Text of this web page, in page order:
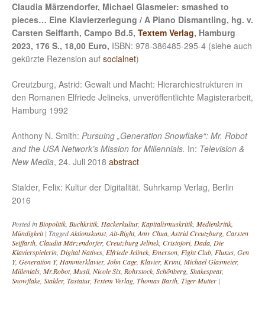
Claudia Märzendorfer, Michael Glasmeier: smashed to
pieces… Eine Klavierzerlegung / A Piano Dismantling, hg. v.
Carsten Seiffarth, Campo Bd.5, Textem Verlag, Hamburg
2023, 176 S., 18,00 Euro, ISBN: 978-386485-295-4 (siehe auch
gekürzte Rezension auf socialnet)
Creutzburg, Astrid: Gewalt und Macht: Hierarchiestrukturen in
den Romanen Elfriede Jelineks, unveröffentlichte Magisterarbeit,
Hamburg 1992
Anthony N. Smith: Pursuing „Generation Snowflake“: Mr. Robot
and the USA Network’s Mission for Millennials. In: Television &
New Media, 24. Juli 2018 abstract
Stalder, Felix: Kultur der Digitalität. Suhrkamp Verlag, Berlin
2016
Posted inBiopolitik, Buchkritik, Hackerkultur, Kapitalismuskritik, Medienkritik,
Mündigkeit | TaggedAktionskunst,Alt-Right,Amy Chua,Astrid Creutzburg, Carsten
Seiffarth, Claudia Märzendorfer, Creutzburg Jelinek, Cristofori, Dada, Die
Klavierspielerin, Digital Natives, Elfriede Jelinek, Emerson, Fight Club, Fluxus, Gen
Y, Generation Y, Hammerklavier, John Cage, Klavier, Krimi, Michael Glasmeier,
Millenials, Mr.Robot, Musil, Nicole Six, Rohrstock, Schönberg, Shakespear,
Snowflake, Stalder, Tastatur, Textem Verlag, Thomas Barth, Tiger-Mutter |